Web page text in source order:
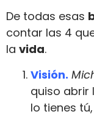
De todas esas
contar las 4
la vida.
Visión.
quiso abrir
lo tienes